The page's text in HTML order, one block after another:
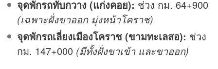
จุดพักรถทับกวาง (แก่งคอย): ช่วง กม. 64+900
(เฉพาะฝั่งขาออก มุ่งหน้าโคราช)
จุดพักรถเลี่ยงเมืองโคราช (ขามทะเลสอ): ช่วง
กม. 147+000 (มีทั้งฝั่งขาเข้า และขาออก)